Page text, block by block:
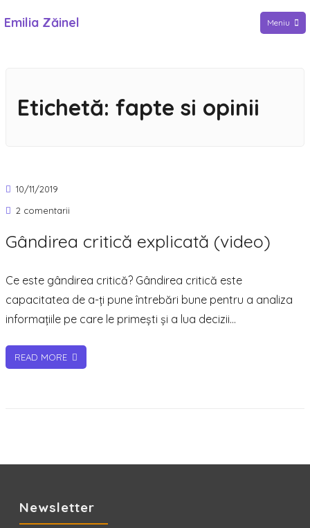
Emilia Zăinel Meniu
Etichetă: fapte si opinii
10/11/2019
2 comentariila
critică
(video)
Gândirea critică explicată (video)
Ce este gândirea critică? Gândirea critică este
capacitatea de a-ți pune întrebări bune pentru a analiza
informațiile pe care le primești și a lua decizii…
READ MORE
Newsletter